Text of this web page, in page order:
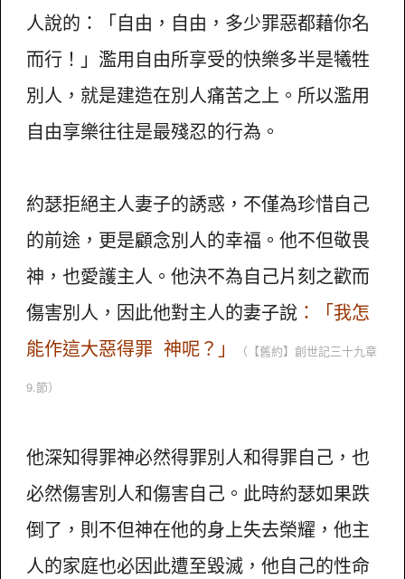
人說的：「自由，自由，多少罪惡都藉你名
而行！」濫用自由所享受的快樂多半是犧牲
別人，就是建造在別人痛苦之上。所以濫用
自由享樂往往是最殘忍的行為。
約瑟拒絕主人妻子的誘惑，不僅為珍惜自己
的前途，更是顧念別人的幸福。他不但敬畏
神，也愛護主人。他決不為自己片刻之歡而
傷害別人，因此他對主人的妻子說 ：「我怎
能作這大惡得罪 神呢？」
（【舊約】創世記三十九章
9.節）
他深知得罪神必然得罪別人和得罪自己，也
必然傷害別人和傷害自己。此時約瑟如果跌
倒了，則不但神在他的身上失去榮耀，他主
人的家庭也必因此遭至毀滅，他自己的性命